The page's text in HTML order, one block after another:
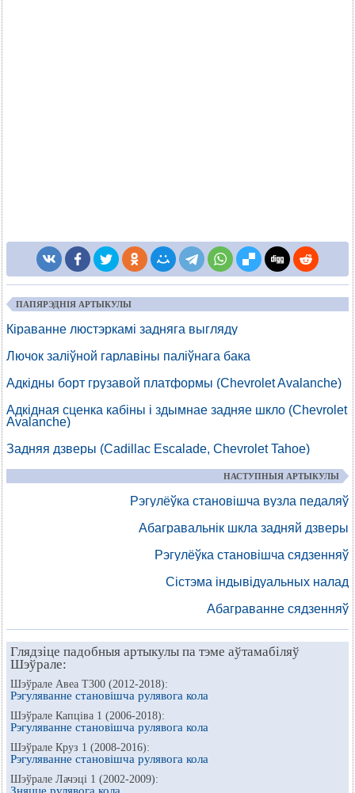
ПАПЯРЭДНІЯ АРТЫКУЛЫ
Кіраванне люстэркамі задняга выгляду
Лючок заліўной гарлавіны паліўнага бака
Адкідны борт грузавой платформы (Chevrolet Avalanche)
Адкідная сценка кабіны і здымнае задняе шкло (Chevrolet
Avalanche)
Задняя дзверы (Cadillac Escalade, Chevrolet Tahoe)
НАСТУПНЫЯ АРТЫКУЛЫ
Рэгулёўка становішча вузла педаляў
Абагравальнік шкла задняй дзверы
Рэгулёўка становішча сядзенняў
Сістэма індывідуальных налад
Абаграванне сядзенняў
Глядзіце падобныя артыкулы па тэме аўтамабіляў
Шэўрале:
Шэўрале Авеа Т300 (2012-2018):
Рэгуляванне становішча рулявога кола
Шэўрале Капціва 1 (2006-2018):
Рэгуляванне становішча рулявога кола
Шэўрале Круз 1 (2008-2016):
Рэгуляванне становішча рулявога кола
Шэўрале Лачэці 1 (2002-2009):